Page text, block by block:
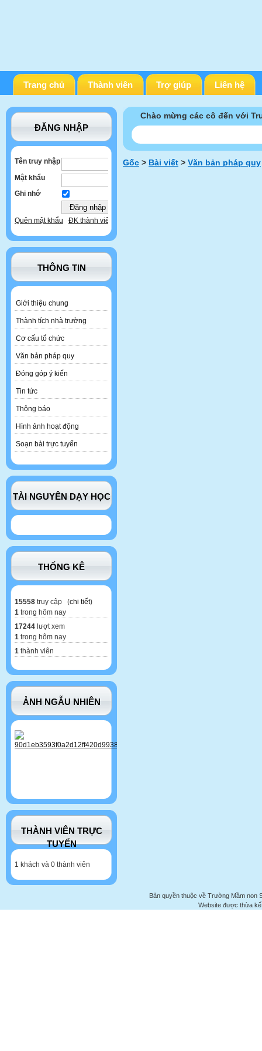
Trang chủ Thành viên Trợ giúp Liên hệ
ĐĂNG NHẬP
Tên truy nhập
Mật khẩu
Ghi nhớ
Quên mật khẩu ĐK thành viên
THÔNG TIN
Giới thiệu chung
Thành tích nhà trường
Cơ cấu tổ chức
Văn bản pháp quy
Đóng góp ý kiến
Tin tức
Thông báo
Hình ảnh hoạt động
Soạn bài trực tuyến
TÀI NGUYÊN DẠY HỌC
THỐNG KÊ
15558 truy cập (chi tiết)
1 trong hôm nay
17244 lượt xem
1 trong hôm nay
1 thành viên
ẢNH NGẪU NHIÊN
THÀNH VIÊN TRỰC
TUYẾN
1 khách và 0 thành viên
Chào mừng các cô đến với
Gốc > Bài viết > Văn bản pháp quy
Bản quyền thuộc về Trường Mầm non
Website được thừa